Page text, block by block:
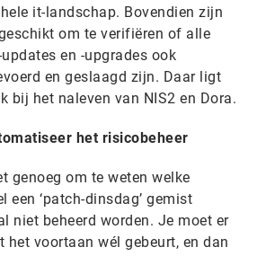
it-landschap. Bovendien zijn
om te verifiëren of alle
en -upgrades ook
en geslaagd zijn. Daar ligt
bij het naleven van NIS2 en Dora.
het risicobeheer
genoeg om te weten welke
een ‘patch-dinsdag’ gemist
niet beheerd worden. Je moet er
het voortaan wél gebeurt, en dan